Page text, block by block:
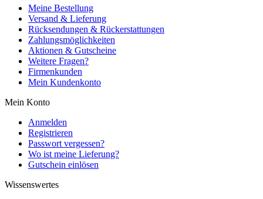
Meine Bestellung
Versand & Lieferung
Rücksendungen & Rückerstattungen
Zahlungsmöglichkeiten
Aktionen & Gutscheine
Weitere Fragen?
Firmenkunden
Mein Kundenkonto
Mein Konto
Anmelden
Registrieren
Passwort vergessen?
Wo ist meine Lieferung?
Gutschein einlösen
Wissenswertes